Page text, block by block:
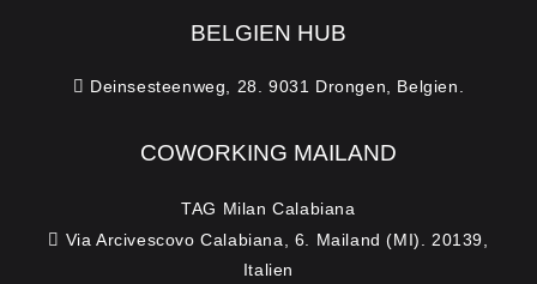
BELGIEN HUB
Deinsesteenweg, 28. 9031 Drongen, Belgien.
COWORKING MAILAND
TAG Milan Calabiana
Via Arcivescovo Calabiana, 6. Mailand (MI). 20139,
Italien